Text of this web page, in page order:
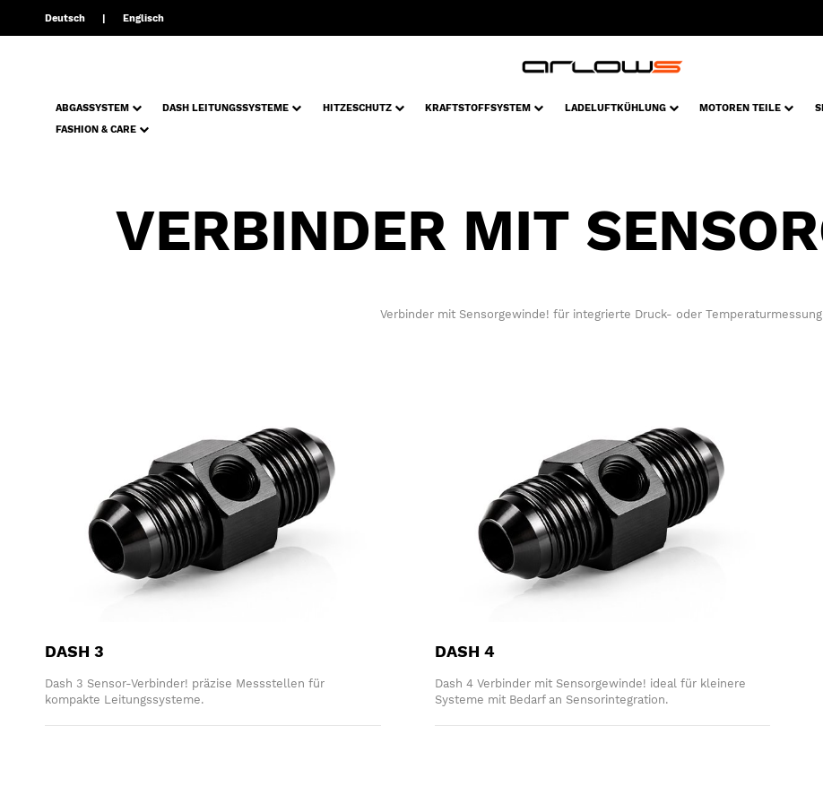
Deutsch Englisch
ABGASSYSTEM DASH LEITUNGSSYSTEME HITZESCHUTZ KRAFTSTOFFSYSTEM LADELUFTKÜHLUNG MOTOREN TEILE
FASHION & CARE
VERBINDER MIT
Verbinder mit Sensorgewinde! für integrierte Druck- oder
DASH 3
Dash 3 Sensor-Verbinder! präzise Messstellen für
kompakte Leitungssysteme.
DASH 4
Dash 4 Verbinder mit Sensorgewinde! ideal für kleinere
Systeme mit Bedarf an Sensorintegration.